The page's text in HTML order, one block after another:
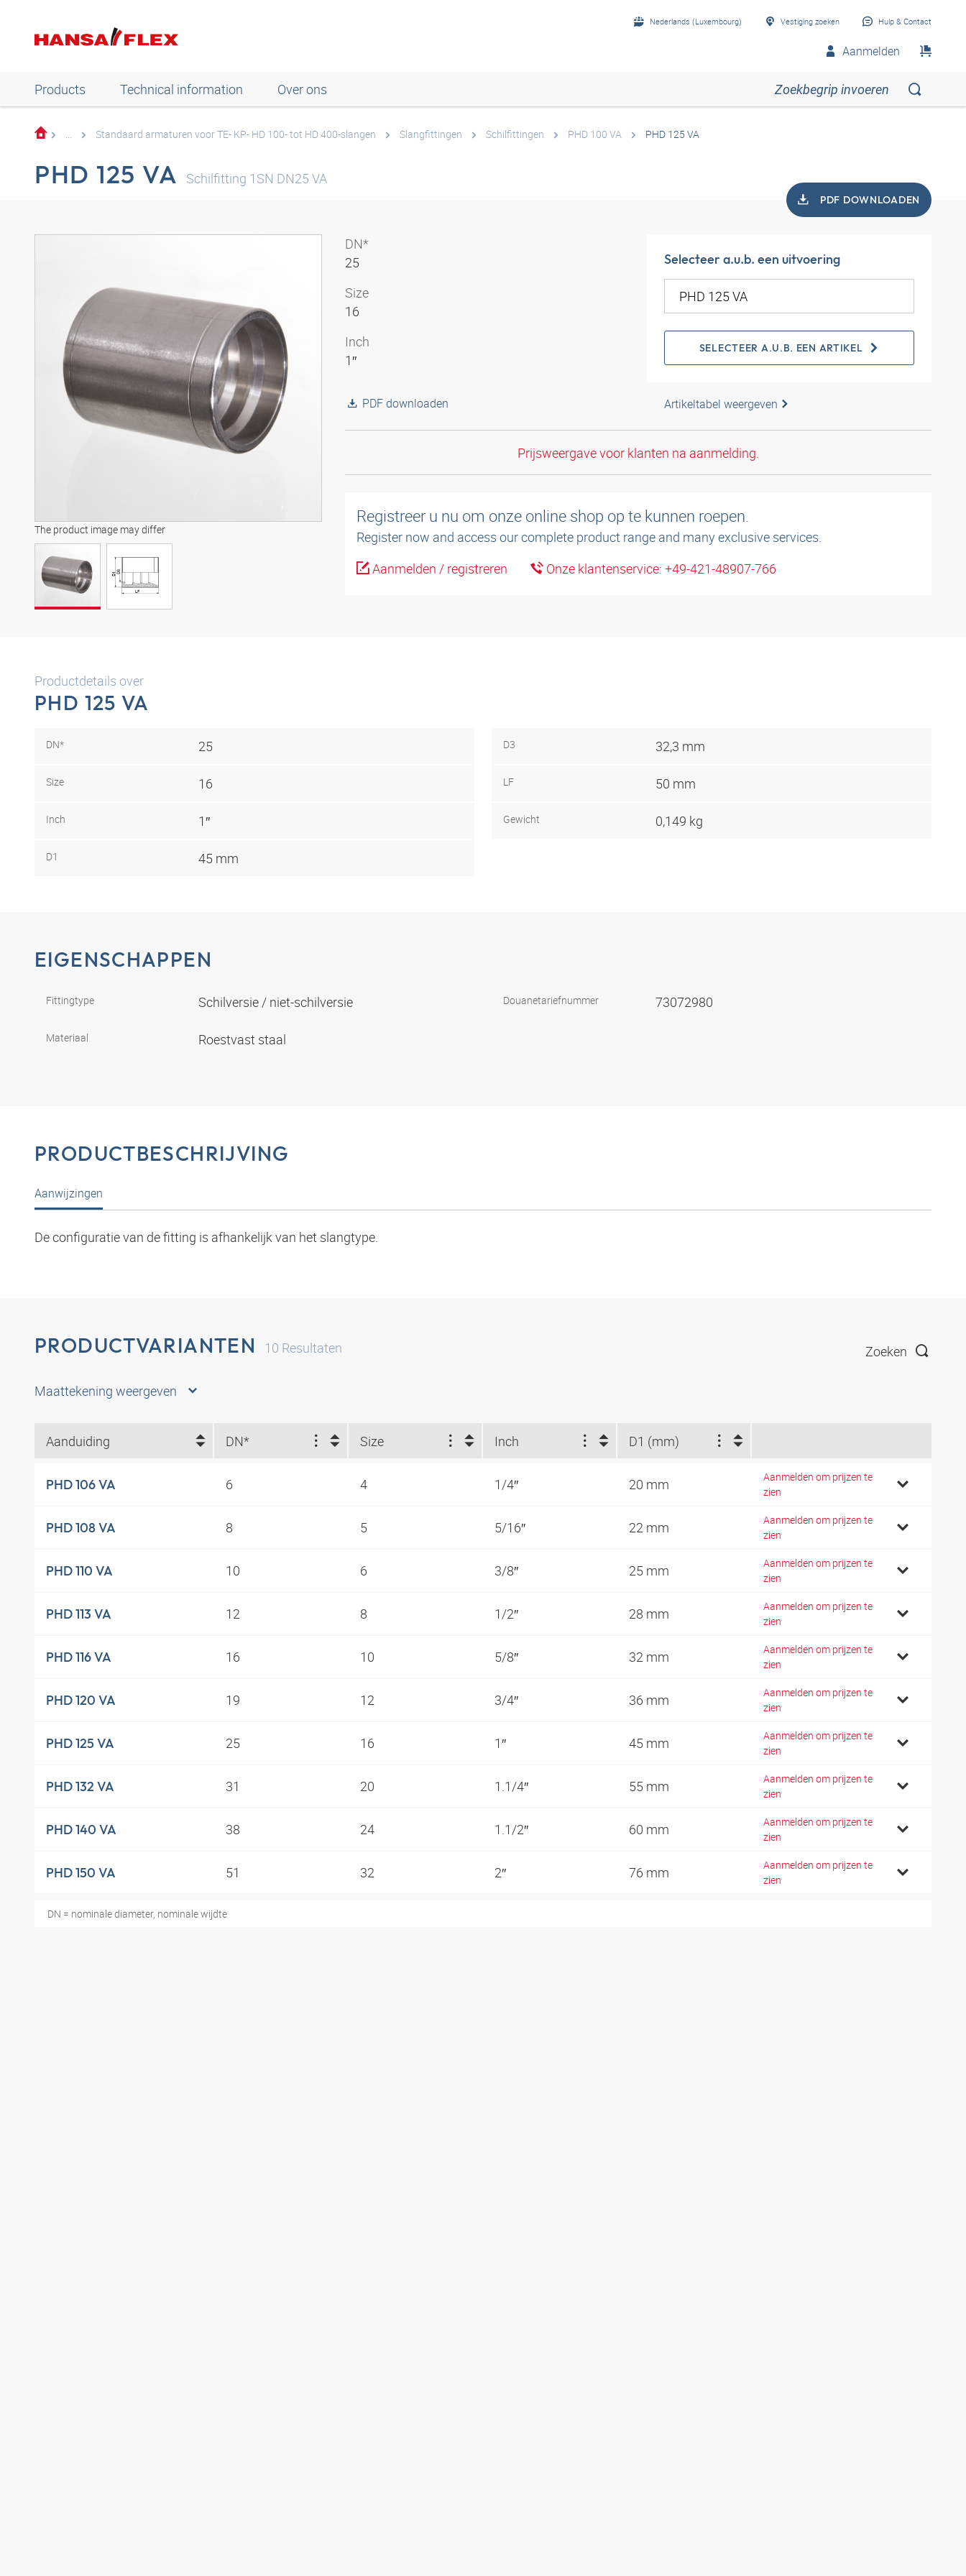
Nederlands (Luxembourg) Vestiging zoeken Hulp & Contact
Aanmelden
Products Technical information Over ons
... Standaard armaturen voor TE- KP- HD 100- tot HD 400-slangen Slangfittingen Schilfittingen PHD 100 VA PHD 125 VA
PHD 125 VA Schilfitting 1SN DN25 VA
PDF DOWNLOADEN
The product image may differ
DN*
25
Size
16
Inch
1″
PDF downloaden
Selecteer a.u.b. een uitvoering
SELECTEER A.U.B. EEN ARTIKEL
Artikeltabel weergeven
Prijsweergave voor klanten na aanmelding.
Registreer u nu om onze online shop op te kunnen roepen.
Register now and access our complete product range and many exclusive services.
Aanmelden / registreren
Onze klantenservice: +49-421-48907-766
Productdetails over
PHD 125 VA
DN* 25
Size 16
Inch 1″
D1 45 mm
D3 32,3 mm
LF 50 mm
Gewicht 0,149 kg
EIGENSCHAPPEN
Fittingtype Schilversie / niet-schilversie
Materiaal Roestvast staal
Douanetariefnummer 73072980
PRODUCTBESCHRIJVING
Aanwijzingen
De configuratie van de fitting is afhankelijk van het slangtype.
PRODUCTVARIANTEN 10 Resultaten Zoeken
Maattekening weergeven
Aanduiding DN* Size Inch D1 (mm)
PHD 106 VA 6 4 1/4″ 20 mm
Aanmelden om prijzen te
zien
PHD 108 VA 8 5 5/16″ 22 mm
Aanmelden om prijzen te
zien
PHD 110 VA 10 6 3/8″ 25 mm
Aanmelden om prijzen te
zien
PHD 113 VA 12 8 1/2″ 28 mm
Aanmelden om prijzen te
zien
PHD 116 VA 16 10 5/8″ 32 mm
Aanmelden om prijzen te
zien
PHD 120 VA 19 12 3/4″ 36 mm
Aanmelden om prijzen te
zien
PHD 125 VA 25 16 1″ 45 mm
Aanmelden om prijzen te
zien
PHD 132 VA 31 20 1.1/4″ 55 mm
Aanmelden om prijzen te
zien
PHD 140 VA 38 24 1.1/2″ 60 mm
Aanmelden om prijzen te
zien
PHD 150 VA 51 32 2″ 76 mm
Aanmelden om prijzen te
zien
DN = nominale diameter, nominale wijdte